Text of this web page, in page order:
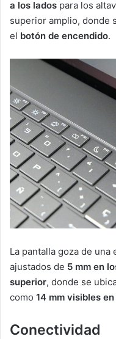
a los lados para los
superior amplio, donde
el botón de encendido.
La pantalla goza de
ajustados de 5 mm en
superior, donde se
como 14 mm visibles
Conectividad